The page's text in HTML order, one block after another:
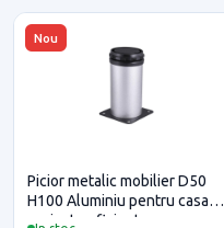
Nou
Picior metalic mobilier D50
H100 Aluminiu pentru casa si
proiecte eficiente